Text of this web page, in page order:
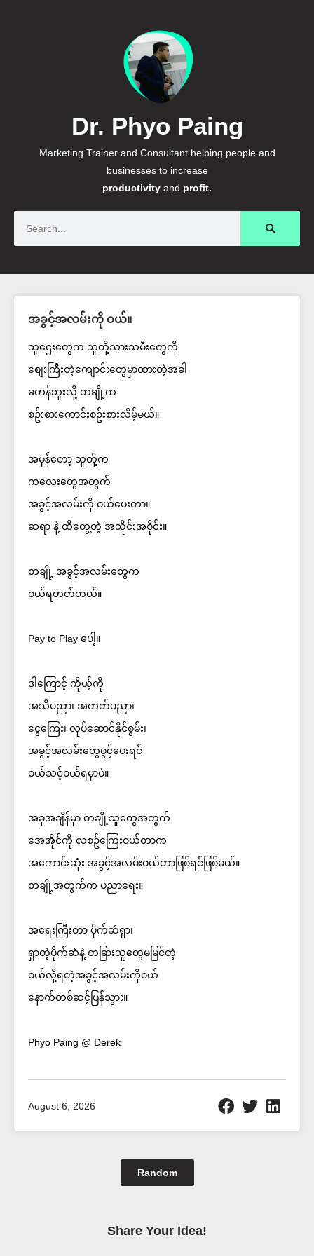
Dr. Phyo Paing
Marketing Trainer and Consultant helping people and
businesses to increase
productivity and profit.
အခွင့်အလမ်းကို ဝယ်။
သူဌေးတွေက သူတို့သားသမီးတွေကို
စျေးကြီးတဲ့ကျောင်းတွေမှာထားတဲ့အခါ
မတန်ဘူးလို့ တချို့က
စဥ်းစားကောင်းစဥ်းစားလိမ့်မယ်။
အမှန်တော့ သူတို့က
ကလေးတွေအတွက်
အခွင့်အလမ်းကို ဝယ်ပေးတာ။
ဆရာ နဲ့ ထိတွေ့တဲ့ အသိုင်းအဝိုင်း။
တချို့ အခွင့်အလမ်းတွေက
ဝယ်ရတတ်တယ်။
Pay to Play ပေါ့။
ဒါကြောင့် ကိုယ့်ကို
အသိပညာ၊ အတတ်ပညာ၊
ငွေကြေး၊ လုပ်ဆောင်နိုင်စွမ်း၊
အခွင့်အလမ်းတွေဖွင့်ပေးရင်
ဝယ်သင့်ဝယ်ရမှာပဲ။
အခုအချိန်မှာ တချို့သူတွေအတွက်
အေအိုင်ကို လစဥ်ကြေးဝယ်တာက
အကောင်းဆုံး အခွင့်အလမ်းဝယ်တာဖြစ်ရင်ဖြစ်မယ်။
တချို့အတွက်က ပညာရေး။
အရေးကြီးတာ ပိုက်ဆံရှာ၊
ရှာတဲ့ပိုက်ဆံနဲ့ တခြားသူတွေမမြင်တဲ့
ဝယ်လို့ရတဲ့အခွင့်အလမ်းကိုဝယ်
နောက်တစ်ဆင့်ပြန်သွား။
Phyo Paing @ Derek
August 6, 2026
Random
Share Your Idea!​